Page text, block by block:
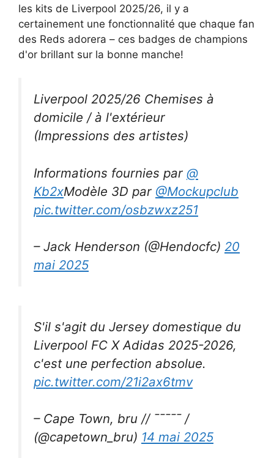
les kits de Liverpool 2025/26, il y a
certainement une fonctionnalité que chaque fan
des Reds adorera – ces badges de champions
d'or brillant sur la bonne manche!
Liverpool 2025/26 Chemises à
domicile / à l'extérieur
(Impressions des artistes)
Informations fournies par @
Kb2xModèle 3D par @Mockupclub
pic.twitter.com/osbzwxz251
– Jack Henderson (@Hendocfc) 20
mai 2025
S'il s'agit du Jersey domestique du
Liverpool FC X Adidas 2025-2026,
c'est une perfection absolue.
pic.twitter.com/21i2ax6tmv
– Cape Town, bru // ¯¯¯¯¯ /
(@capetown_bru) 14 mai 2025